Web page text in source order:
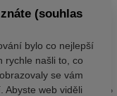
(souhlas
bylo co nejlepší
rychle našli to, co
se vám
Abyste web viděli